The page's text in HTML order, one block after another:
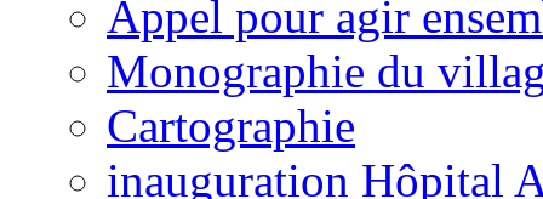
Appel pour agir
Monographie du
Cartographie
inauguration Hôpital